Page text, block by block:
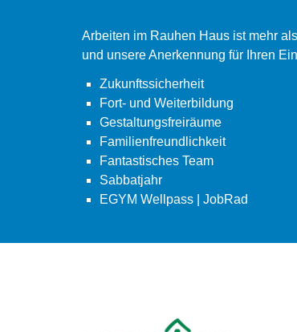
Arbeiten im Rauhen Haus ist mehr
und unsere Anerkennung für Ihren
Zukunftssicherheit
Fort- und Weiterbildung
Gestaltungsfreiräume
Familienfreundlichkeit
Fantastisches Team
Sabbatjahr
EGYM Wellpass | JobRad